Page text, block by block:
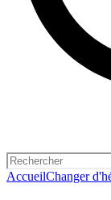
AccueilChanger